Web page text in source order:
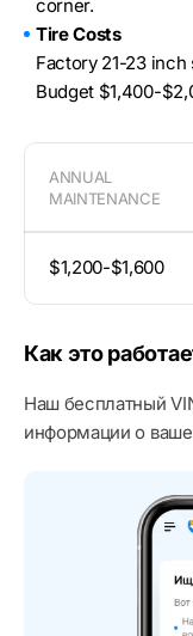
corner.
Tire Costs
Factory 21-23
Budget $1,400-
ANNUAL
MAINTENANCE
$1,200-$1,600
Как это
Наш бесплатный
информации о